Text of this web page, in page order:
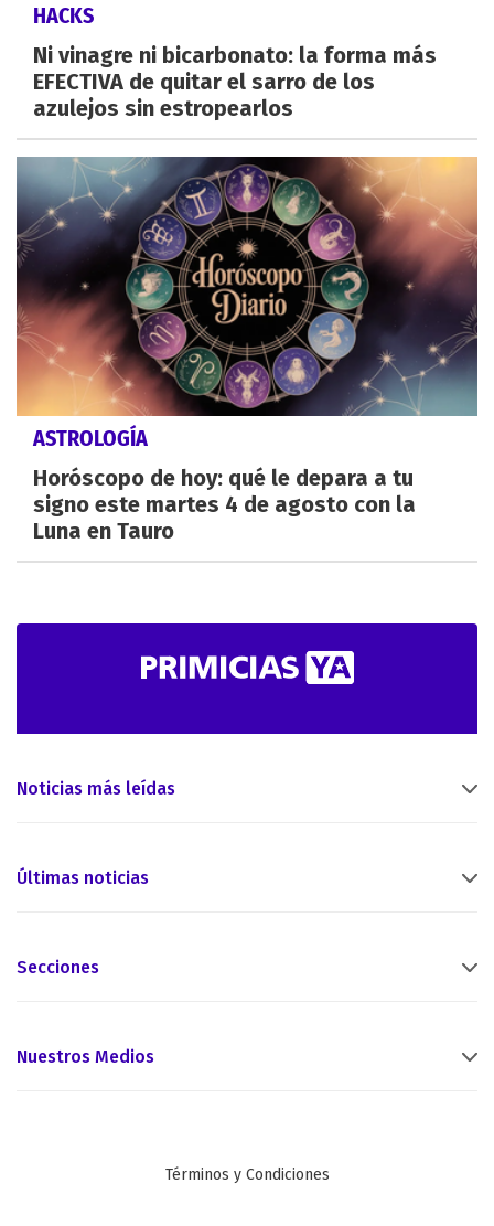
HACKS
Ni vinagre ni bicarbonato: la forma más
EFECTIVA de quitar el sarro de los
azulejos sin estropearlos
ASTROLOGÍA
Horóscopo de hoy: qué le depara a tu
signo este martes 4 de agosto con la
Luna en Tauro
Noticias más leídas
Últimas noticias
Secciones
Nuestros Medios
Términos y Condiciones